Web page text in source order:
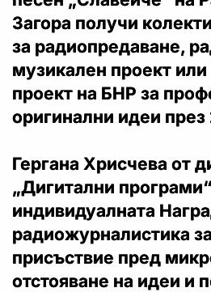
Загора получи
за радиопредаване,
музикален проект
проект на БНР за
оригинални идеи през
Гергана Хрисчева от
„Дигитални
индивидуалната
радиожурналистика
присъствие пред
отстояване на идеи и